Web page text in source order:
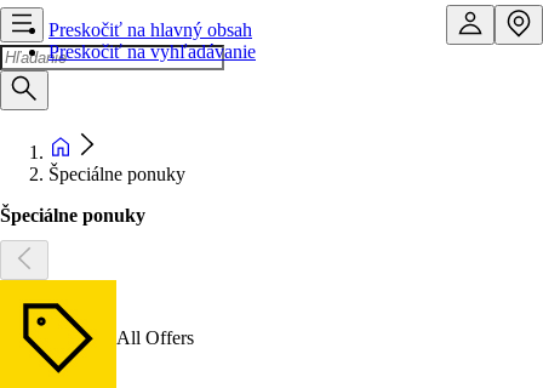
Preskočiť na hlavný obsah
Preskočiť na vyhľadávanie
Špeciálne ponuky
Špeciálne ponuky
All Offers